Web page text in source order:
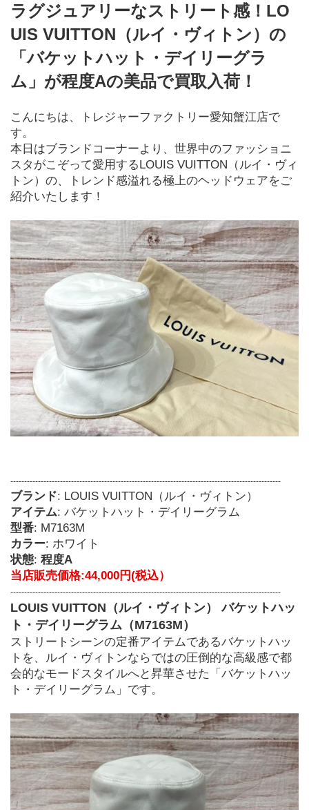
ラグジュアリーなストリート感！LO
UIS VUITTON（ルイ・ヴィトン）の
「バケットハット・デイリーグラ
ム」が程度Aの美品で買取入荷！
こんにちは、トレジャーファクトリー愛知蟹江店で
す。
本日はブランドコーナーより、世界中のファッショニ
スタがこぞって愛用するLOUIS VUITTON（ルイ・ヴィ
トン）の、トレンド感溢れる極上のヘッドウェアをご
紹介いたします！
--------------------------------------------------------------------------------------------------
ブランド: LOUIS VUITTON（ルイ・ヴィトン）
アイテム: バケットハット・デイリーグラム
型番: M7163M
カラー: ホワイト
状態: 程度A
当店販売価格:44,000円(税込）
--------------------------------------------------------------------------------------------------
LOUIS VUITTON（ルイ・ヴィトン） バケットハッ
ト・デイリーグラム（M7163M）
ストリートシーンの定番アイテムであるバケットハッ
トを、ルイ・ヴィトンならではの圧倒的な高級感で都
会的なモードスタイルへと昇華させた「バケットハッ
ト・デイリーグラム」です。